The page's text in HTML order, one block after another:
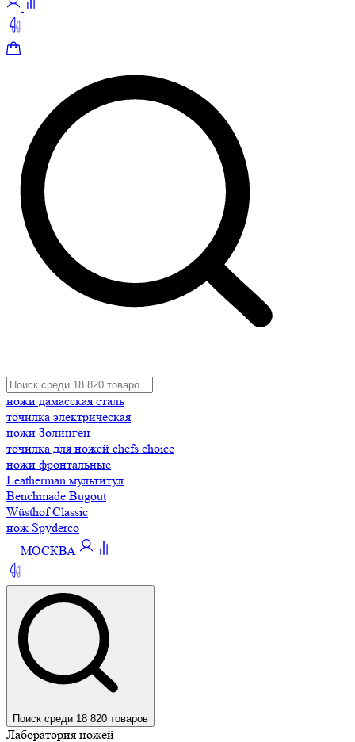
ножи дамасская сталь
точилка электрическая
ножи Золинген
точилка для ножей chefs choice
ножи фронтальные
Leatherman мультитул
Benchmade Bugout
Wüsthof Classic
нож Spyderco
МОСКВА
Поиск среди 18 820 товаров
Лаборатория ножей